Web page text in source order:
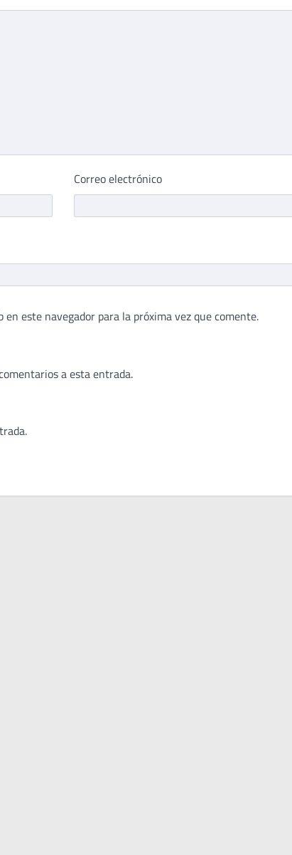
Correo electrónico
este navegador para la próxima vez que comente.
a esta entrada.